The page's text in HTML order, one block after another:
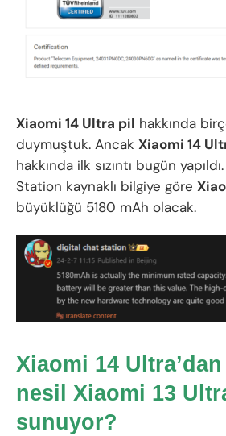
Xiaomi 14 Ultra pil hakkında
duymuştuk. Ancak Xiaomi 14
hakkında ilk sızıntı bugün
Station kaynaklı bilgiye göre
büyüklüğü 5180 mAh olacak.
Xiaomi 14
nesil Xiaomi 13
sunuyor?